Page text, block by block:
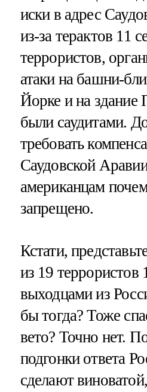
иски в адрес
из-за терактов 11
террористов,
атаки на башни-
Йорке и на здание
были саудитами.
требовать
Саудовской
американцам
запрещено.
Кстати,
из 19
выходцами из
бы тогда? Тоже
вето? Точно нет.
подгонки ответа
сделают